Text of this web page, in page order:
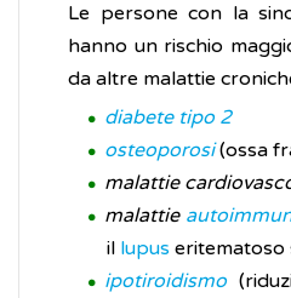
Le persone con la
hanno un rischio
da altre malattie
diabete tipo 2
osteoporosi(ossa
malattie
malattie
il lupus eritematoso
ipotiroidismo